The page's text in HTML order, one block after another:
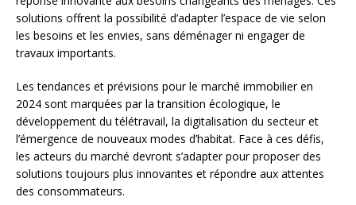
solutions offrent la possibilité d’adapter l’espace de vie selon
les besoins et les envies, sans déménager ni engager de
travaux importants.
Les tendances et prévisions pour le marché immobilier en
2024 sont marquées par la transition écologique, le
développement du télétravail, la digitalisation du secteur et
l’émergence de nouveaux modes d’habitat. Face à ces défis,
les acteurs du marché devront s’adapter pour proposer des
solutions toujours plus innovantes et répondre aux attentes
des consommateurs.